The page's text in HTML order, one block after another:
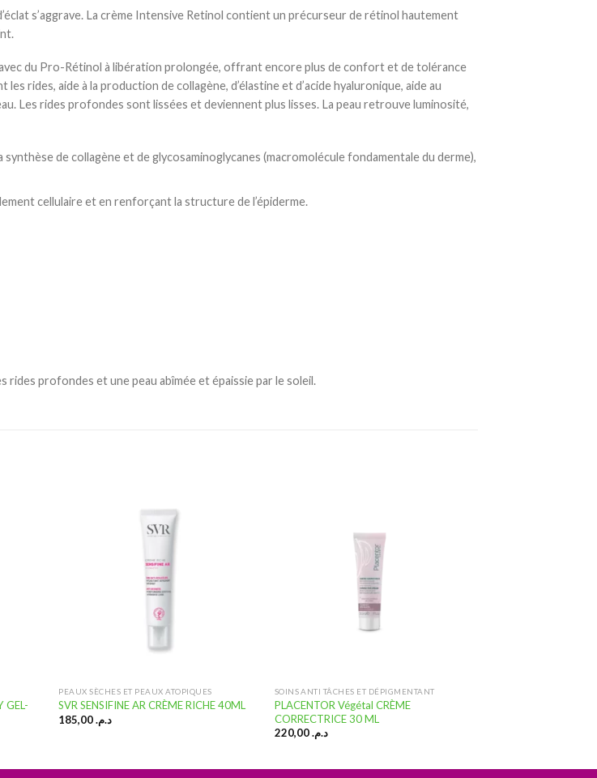
s’aggrave. La crème Intensive Retinol contient un précurseur de rétinol hautement
du Pro-Rétinol à libération prolongée, offrant encore plus de confort et de tolérance
rides, aide à la production de collagène, d’élastine et d’acide hyaluronique, aide au
Les rides profondes sont lissées et deviennent plus lisses. La peau retrouve luminosité,
de collagène et de glycosaminoglycanes (macromolécule fondamentale du derme),
cellulaire et en renforçant la structure de l’épiderme.
profondes et une peau abîmée et épaissie par le soleil.
GEL-
PEAUX SÈCHES ET PEAUX ATOPIQUES
SVR SENSIFINE AR CRÈME RICHE 40ML
د.م.185,00
SOINS ANTI TÂCHES ET DÉPIGMENTANT
PLACENTOR Végétal CRÈME
CORRECTRICE 30 ML
د.م.220,00